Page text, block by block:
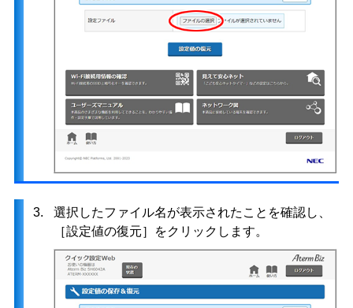
3.
選択したファイル名が表示されたことを確認し、
［設定値の復元］をクリックします。